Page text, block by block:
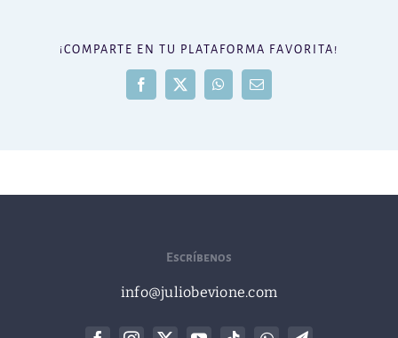
¡COMPARTE EN TU PLATAFORMA FAVORITA!
Facebook
X WhatsAppCorreo
Escríbenos
info@juliobevione.com